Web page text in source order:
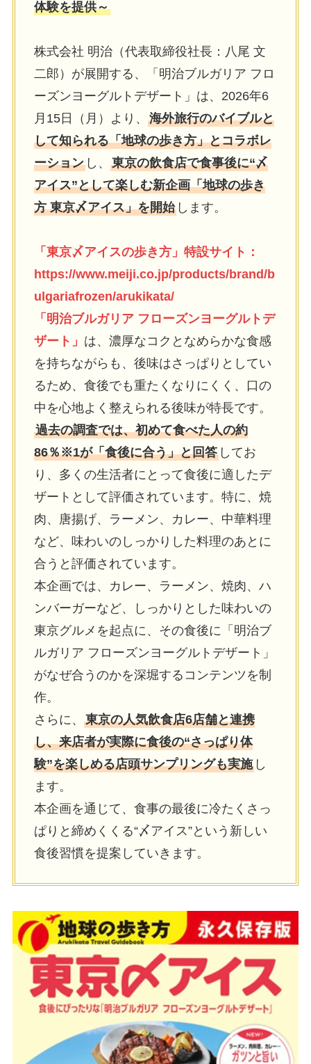
体験を提供～
株式会社 明治（代表取締役社⻑：⼋尾 ⽂
⼆郎）が展開する、「明治ブルガリア フロ
ーズンヨーグルトデザート」は、2026年6
⽉15⽇（⽉）より、 海外旅⾏のバイブルと
して知られる「地球の歩き⽅」とコラボレ
ーションし、 東京の飲⾷店で⾷事後に“〆
アイス”として楽しむ新企画「地球の歩き
⽅ 東京〆アイス」を開始します。
「東京〆アイスの歩き⽅」特設サイト：
https://www.meiji.co.jp/products/brand/b
ulgariafrozen/arukikata/
「明治ブルガリア フローズンヨーグルトデ
ザート」 は、濃厚なコクとなめらかな⾷感
を持ちながらも、後味はさっぱりとしてい
るため、⾷後でも重たくなりにくく、⼝の
中を⼼地よく整えられる後味が特⻑です。
過去の調査では、初めて⾷べた⼈の約
86％※1が「⾷後に合う」と回答してお
り、多くの⽣活者にとって⾷後に適したデ
ザートとして評価されています。特に、焼
⾁、唐揚げ、ラーメン、カレー、中華料理
など、味わいのしっかりした料理のあとに
合うと評価されています。
本企画では、カレー、ラーメン、焼⾁、ハ
ンバーガーなど、しっかりとした味わいの
東京グルメを起点に、その⾷後に「明治ブ
ルガリア フローズンヨーグルトデザート」
がなぜ合うのかを深堀するコンテンツを制
作。
さらに、 東京の⼈気飲⾷店6店舗と連携
し、来店者が実際に⾷後の“さっぱり体
験”を楽しめる店頭サンプリングも実施し
ます。
本企画を通じて、⾷事の最後に冷たくさっ
ぱりと締めくくる“〆アイス”という新しい
⾷後習慣を提案していきます。